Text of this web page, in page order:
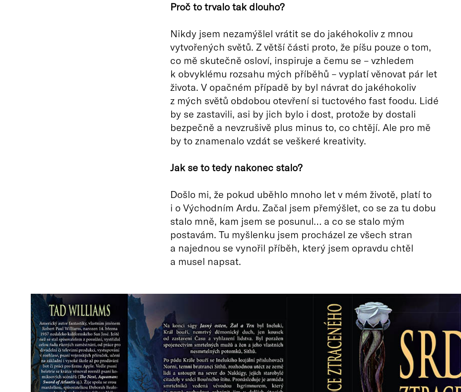
Proč to trvalo tak dlouho?
Nikdy jsem nezamýšlel vrátit se do jakéhokoliv z mnou
vytvořených světů. Z větší části proto, že píšu pouze o tom,
co mě skutečně osloví, inspiruje a čemu se – vzhledem
k obvyklému rozsahu mých příběhů – vyplatí věnovat pár let
života. V opačném případě by byl návrat do jakéhokoliv
z mých světů obdobou otevření si tuctového fast foodu. Lidé
by se zastavili, asi by jich bylo i dost, protože by dostali
bezpečně a nevzrušivě plus minus to, co chtějí. Ale pro mě
by to znamenalo vzdát se veškeré kreativity.
Jak se to tedy nakonec stalo?
Došlo mi, že pokud uběhlo mnoho let v mém životě, platí to
i o Východním Ardu. Začal jsem přemýšlet, co se za tu dobu
stalo mně, kam jsem se posunul… a co se stalo mým
postavám. Tu myšlenku jsem procházel ze všech stran
a najednou se vynořil příběh, který jsem opravdu chtěl
a musel napsat.